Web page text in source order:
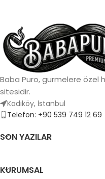
anason dokunuşları.
Menşei: Dominik Cumhuriyeti
Baba Puro, gurmelere özel
sitesidir.
Kadıköy, İstanbul
Telefon: +90 539 749 12 69
SON YAZILAR
KURUMSAL